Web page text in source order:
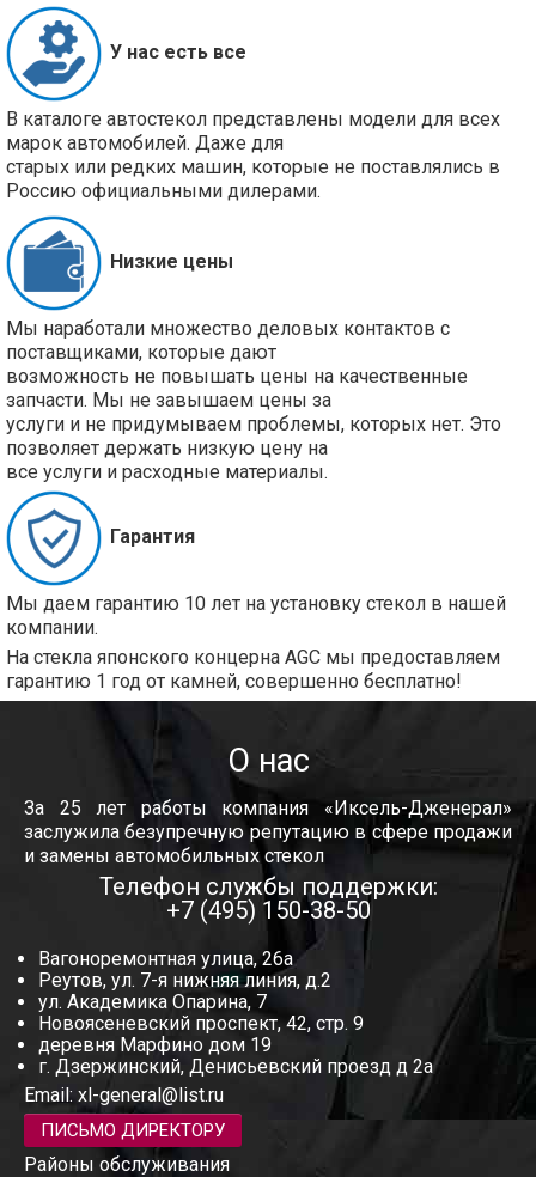
У нас есть все
В каталоге автостекол представлены модели для всех
марок автомобилей. Даже для
старых или редких машин, которые не поставлялись в
Россию официальными дилерами.
Низкие цены
Мы наработали множество деловых контактов с
поставщиками, которые дают
возможность не повышать цены на качественные
запчасти. Мы не завышаем цены за
услуги и не придумываем проблемы, которых нет. Это
позволяет держать низкую цену на
все услуги и расходные материалы.
Гарантия
Мы даем гарантию 10 лет на установку стекол в нашей
компании.
На стекла японского концерна AGC мы предоставляем
гарантию 1 год от камней, совершенно бесплатно!
О нас
За 25 лет работы компания «Иксель-Дженерал»
заслужила безупречную репутацию в сфере продажи
и замены автомобильных стекол
Телефон службы поддержки:
+7 (495) 150-38-50
Вагоноремонтная улица, 26а
Реутов, ул. 7-я нижняя линия, д.2
ул. Академика Опарина, 7
Новоясеневский проспект, 42, стр. 9
деревня Марфино дом 19
г. Дзержинский, Денисьевский проезд д 2а
Email: xl-general@list.ru
ПИСЬМО ДИРЕКТОРУ
Районы обслуживания